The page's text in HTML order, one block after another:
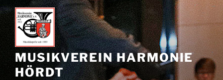
Zum
Inhalt
springen
MUSIKVEREIN HARMONIE
HÖRDT